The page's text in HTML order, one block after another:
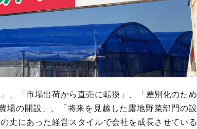
、「市場出荷から直売に転換」、「差別化のため
場の開設」、「将来を見越した露地野菜部門の設
丈にあった経営スタイルで会社を成長させている